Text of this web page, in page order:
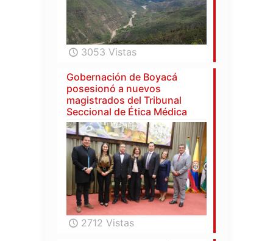
3053 Vistas
Gobernación de Boyacá
posesionó a nuevos
magistrados del Tribunal
Seccional de Ética Médica
2712 Vistas